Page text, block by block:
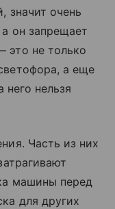
значит очень
он запрещает
не только
а еще
него нельзя
Часть из них
машины перед
для других